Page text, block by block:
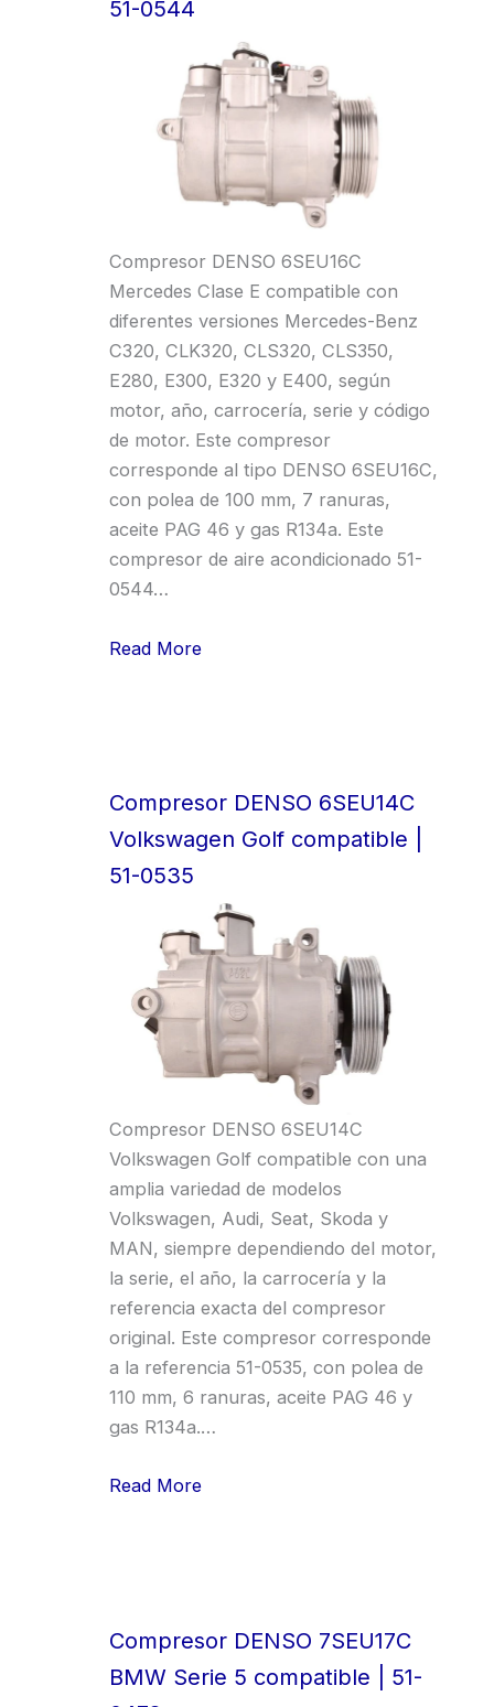
51-0544
Compresor DENSO 6SEU16C
Mercedes Clase E compatible con
diferentes versiones Mercedes-Benz
C320, CLK320, CLS320, CLS350,
E280, E300, E320 y E400, según
motor, año, carrocería, serie y código
de motor. Este compresor
corresponde al tipo DENSO 6SEU16C,
con polea de 100 mm, 7 ranuras,
aceite PAG 46 y gas R134a. Este
compresor de aire acondicionado 51-
0544…
Read More
Compresor DENSO 6SEU14C
Volkswagen Golf compatible |
51-0535
Compresor DENSO 6SEU14C
Volkswagen Golf compatible con una
amplia variedad de modelos
Volkswagen, Audi, Seat, Skoda y
MAN, siempre dependiendo del motor,
la serie, el año, la carrocería y la
referencia exacta del compresor
original. Este compresor corresponde
a la referencia 51-0535, con polea de
110 mm, 6 ranuras, aceite PAG 46 y
gas R134a.…
Read More
Compresor DENSO 7SEU17C
BMW Serie 5 compatible | 51-